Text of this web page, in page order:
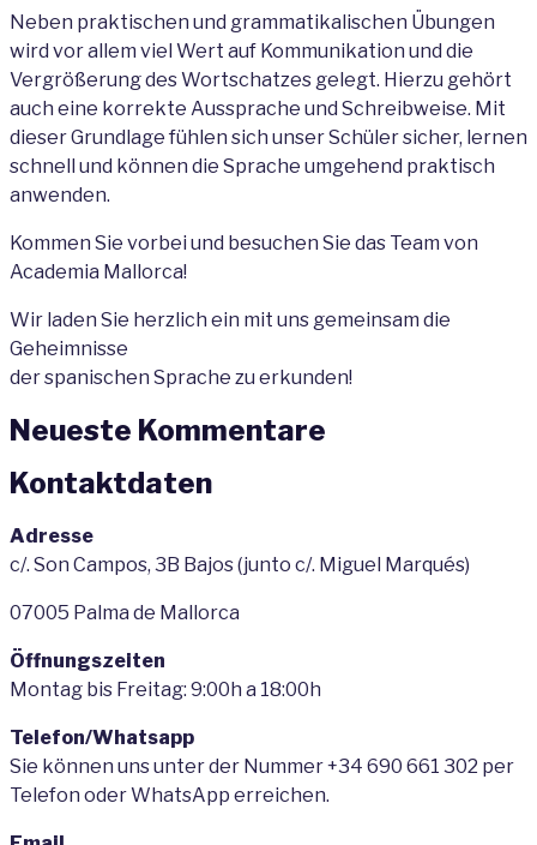
Neben praktischen und grammatikalischen Übungen
wird vor allem viel Wert auf Kommunikation und die
Vergrößerung des Wortschatzes gelegt. Hierzu gehört
auch eine korrekte Aussprache und Schreibweise. Mit
dieser Grundlage fühlen sich unser Schüler sicher, lernen
schnell und können die Sprache umgehend praktisch
anwenden.
Kommen Sie vorbei und besuchen Sie das Team von
Academia Mallorca!
Wir laden Sie herzlich ein mit uns gemeinsam die
Geheimnisse
der spanischen Sprache zu erkunden!
Neueste Kommentare
Kontaktdaten
Adresse
c/. Son Campos, 3B Bajos (junto c/. Miguel Marqués)
07005 Palma de Mallorca
Öffnungszeiten
Montag bis Freitag: 9:00h a 18:00h
Telefon/Whatsapp
Sie können uns unter der Nummer +34 690 661 302 per
Telefon oder WhatsApp erreichen.